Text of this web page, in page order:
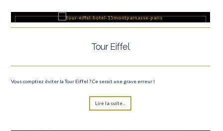
Tour Eiffel
Vous comptiez éviter la Tour Eiffel ? Ce serait une grave erreur !
Lire la suite...